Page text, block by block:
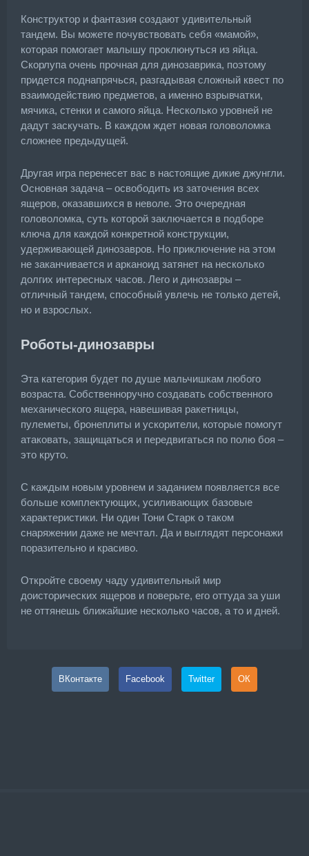
Конструктор и фантазия создают удивительный
тандем. Вы можете почувствовать себя «мамой»,
которая помогает малышу проклюнуться из яйца.
Скорлупа очень прочная для динозаврика, поэтому
придется поднапрячься, разгадывая сложный квест по
взаимодействию предметов, а именно взрывчатки,
мячика, стенки и самого яйца. Несколько уровней не
дадут заскучать. В каждом ждет новая головоломка
сложнее предыдущей.
Другая игра перенесет вас в настоящие дикие джунгли.
Основная задача – освободить из заточения всех
ящеров, оказавшихся в неволе. Это очередная
головоломка, суть которой заключается в подборе
ключа для каждой конкретной конструкции,
удерживающей динозавров. Но приключение на этом
не заканчивается и арканоид затянет на несколько
долгих интересных часов. Лего и динозавры –
отличный тандем, способный увлечь не только детей,
но и взрослых.
Роботы-динозавры
Эта категория будет по душе мальчишкам любого
возраста. Собственноручно создавать собственного
механического ящера, навешивая ракетницы,
пулеметы, бронеплиты и ускорители, которые помогут
атаковать, защищаться и передвигаться по полю боя –
это круто.
С каждым новым уровнем и заданием появляется все
больше комплектующих, усиливающих базовые
характеристики. Ни один Тони Старк о таком
снаряжении даже не мечтал. Да и выглядят персонажи
поразительно и красиво.
Откройте своему чаду удивительный мир
доисторических ящеров и поверьте, его оттуда за уши
не оттянешь ближайшие несколько часов, а то и дней.
ВКонтакте Facebook Twitter ОК